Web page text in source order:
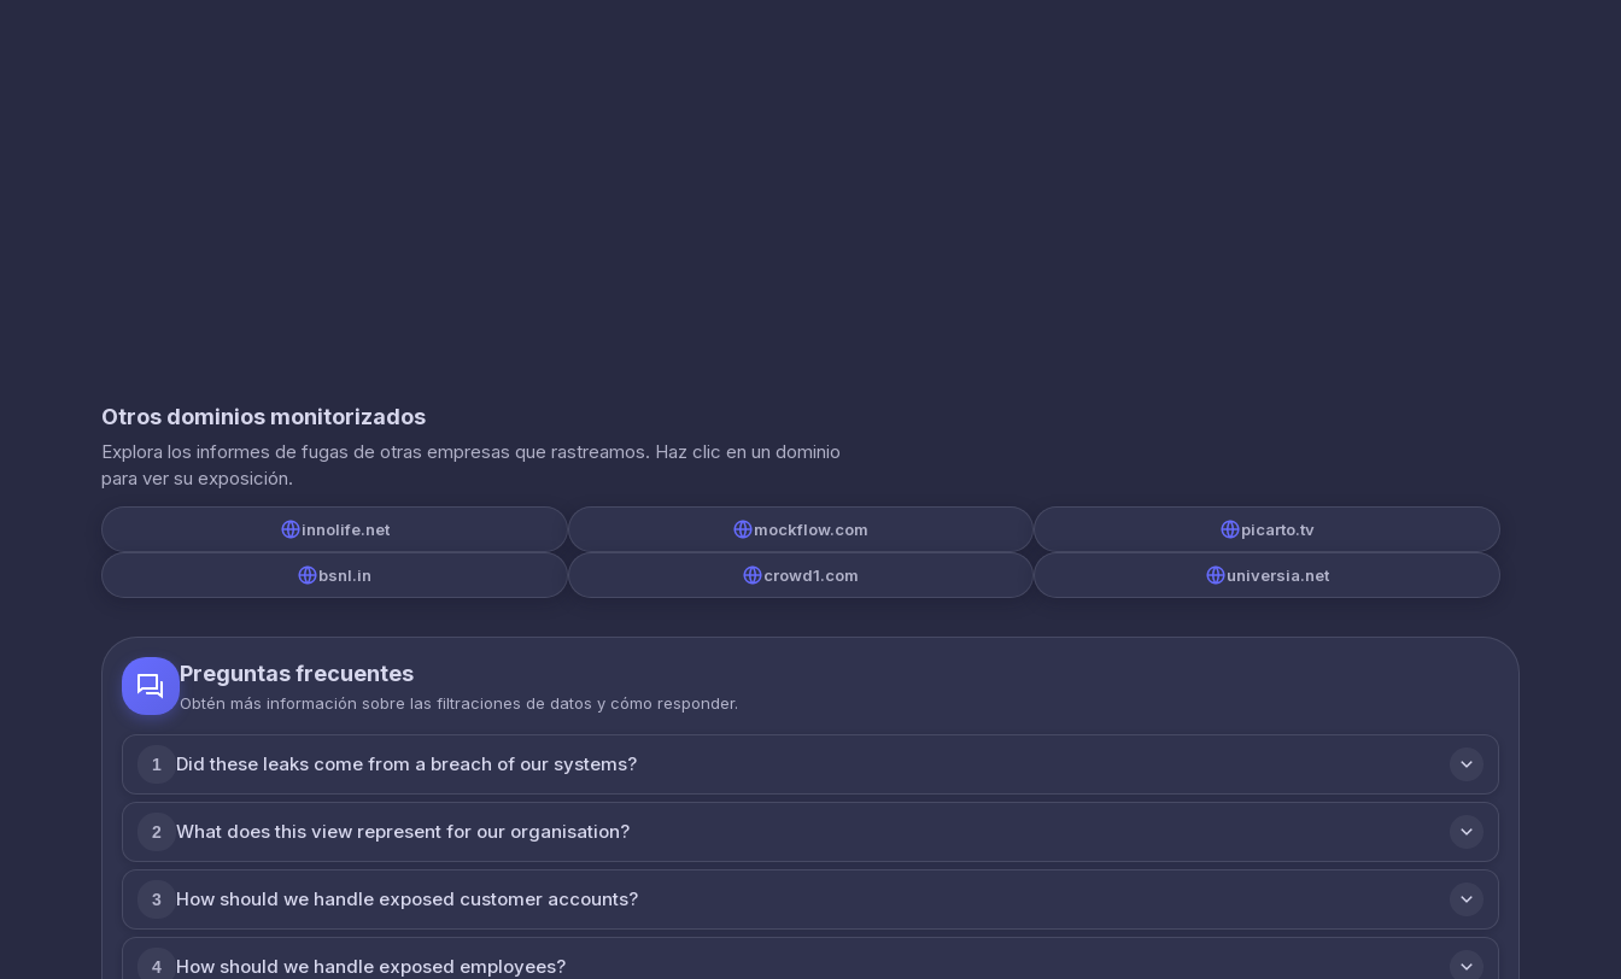
Otros dominios monitorizados
Explora los informes de fugas de otras empresas que rastreamos. Haz clic en un dominio
para ver su exposición.
innolife.net mockflow.com picarto.tv
bsnl.in crowd1.com universia.net
Preguntas frecuentes
Obtén más información sobre las filtraciones de datos y cómo responder.
1 Did these leaks come from a breach of our systems?
2 What does this view represent for our organisation?
3 How should we handle exposed customer accounts?
4 How should we handle exposed employees?